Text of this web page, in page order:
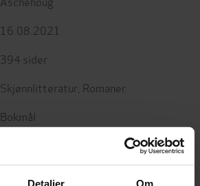
Detaljer Om
16.08.2021
394 sider
Skjønnlitteratur Romaner
Bokmål